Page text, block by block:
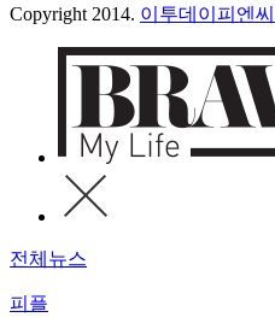
Copyright 2014. 이투데이피엔씨
전체뉴스
피플